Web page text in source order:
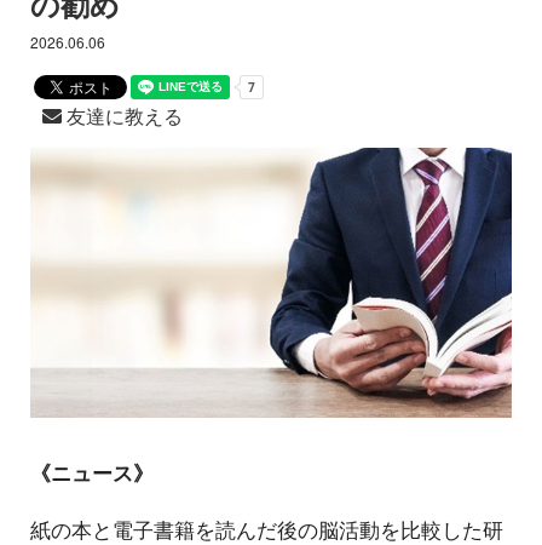
2026.06.06
友達に教える
《ニュース》
紙の本と電子書籍を読んだ後の脳活動を比較した研